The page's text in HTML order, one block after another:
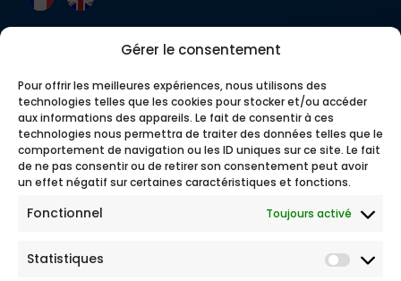
Gérer le consentement
Pour offrir les meilleures expériences, nous utilisons des
technologies telles que les cookies pour stocker et/ou accéder
aux informations des appareils. Le fait de consentir à ces
technologies nous permettra de traiter des données telles que le
comportement de navigation ou les ID uniques sur ce site. Le fait
de ne pas consentir ou de retirer son consentement peut avoir
un effet négatif sur certaines caractéristiques et fonctions.
Fonctionnel Toujours activé
Statistiques